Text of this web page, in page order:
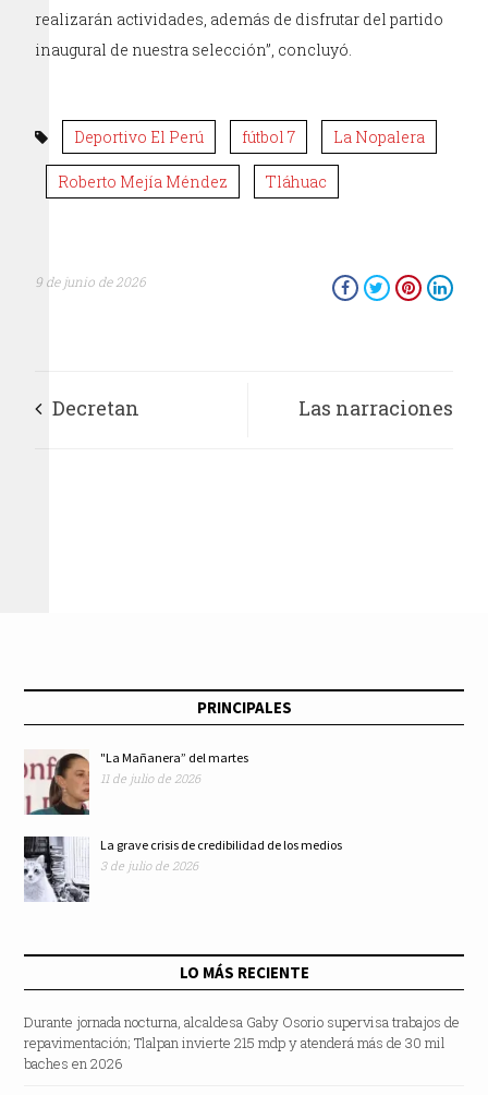
realizarán actividades, además de disfrutar del partido
inaugural de nuestra selección”, concluyó.
Deportivo El Perú fútbol 7 La Nopalera
Roberto Mejía Méndez Tláhuac
9 de junio de 2026
Decretan
Mundial
Las narraciones
PRINCIPALES
"La Mañanera” del martes
11 de julio de 2026
La grave crisis de credibilidad de los medios
3 de julio de 2026
LO MÁS RECIENTE
Durante jornada nocturna, alcaldesa Gaby Osorio supervisa trabajos de
repavimentación; Tlalpan invierte 215 mdp y atenderá más de 30 mil
baches en 2026